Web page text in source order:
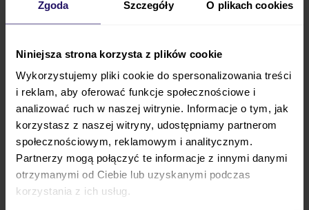
Zgoda Szczegóły O plikach cookies
Niniejsza strona korzysta z plików cookie
Wykorzystujemy pliki cookie do spersonalizowania treści
i reklam, aby oferować funkcje społecznościowe i
analizować ruch w naszej witrynie. Informacje o tym, jak
korzystasz z naszej witryny, udostępniamy partnerom
społecznościowym, reklamowym i analitycznym.
Partnerzy mogą połączyć te informacje z innymi danymi
otrzymanymi od Ciebie lub uzyskanymi podczas
korzystania z ich usług.
Baza pozwoli naobrót fotelika w kierunku drzwi
samochodu, co pozwoli na łatwiejsze i wygodniejsze
włożenie dziecka do samochodu i wyjęcie go z niego.
Fotelik jest wyposażony w bardzo dużą budkę
przeciwsłoneczną z filtrem UV, który odbija
promienie słoneczne.
Który kolor wózkabędzie najbardziej Wam
odpowiadał?